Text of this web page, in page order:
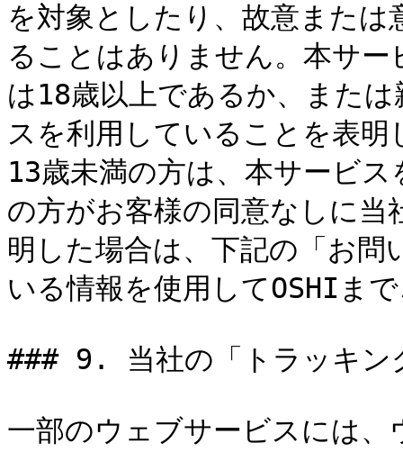
を対象としたり、故意また
ることはありません。本サ
は18歳以上であるか、また
スを利用していることを表
13歳未満の方は、本サービ
の方がお客様の同意なしに
明した場合は、下記の「お
いる情報を使用してOSHIま
### 9. 当社の「トラッキン
一部のウェブサービスには